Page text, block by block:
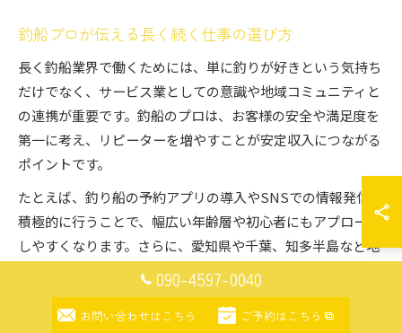
釣船プロが伝える長く続く仕事の選び方
長く釣船業界で働くためには、単に釣りが好きという気持ち
だけでなく、サービス業としての意識や地域コミュニティと
の連携が重要です。釣船のプロは、お客様の安全や満足度を
第一に考え、リピーターを増やすことが安定収入につながる
ポイントです。
たとえば、釣り船の予約アプリの導入やSNSでの情報発信を
積極的に行うことで、幅広い年齢層や初心者にもアプローチ
しやすくなります。さらに、愛知県や千葉、知多半島など地
域特性に応じたサービスを組み合わせることで、地元の強み
を活かせます。
仕事選びの際は、自分がどの魚種やサービスに強みを持てる
090-4597-0040
お問い合わせはこちら ご予約はこちら